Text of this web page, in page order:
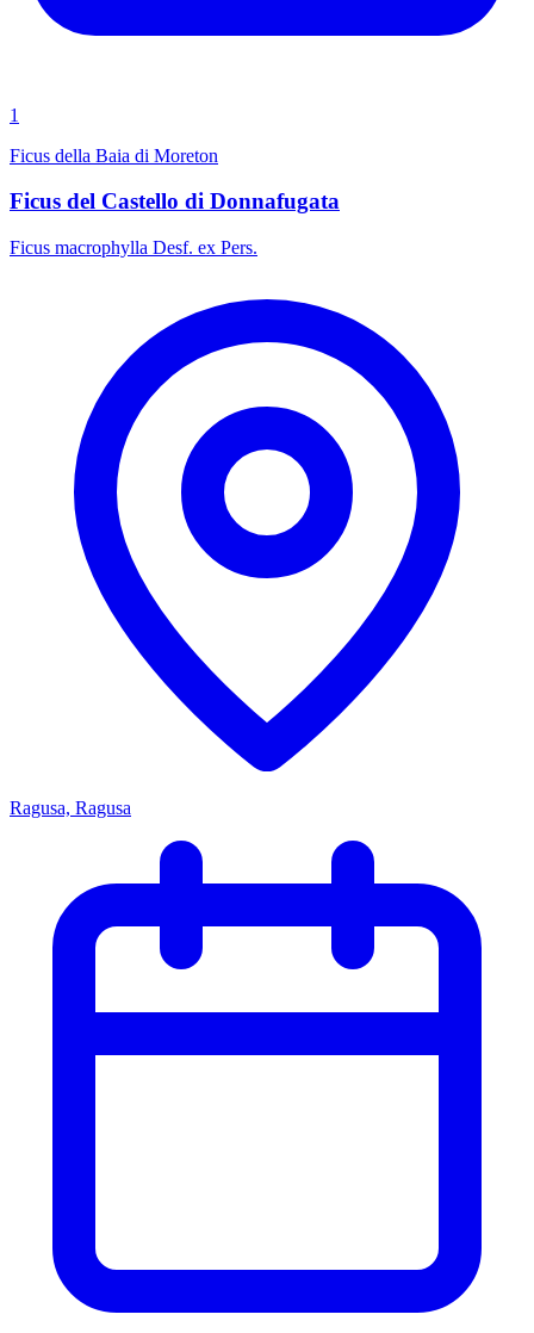
1
Ficus della Baia di Moreton
Ficus del Castello di Donnafugata
Ficus macrophylla Desf. ex Pers.
Ragusa, Ragusa